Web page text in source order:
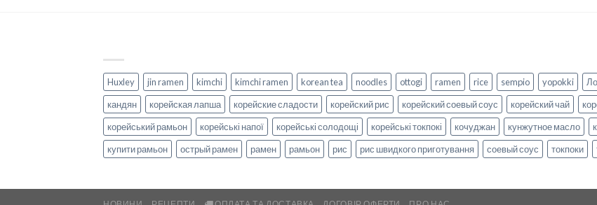
Huxley jin ramen kimchi kimchi ramen korean tea noodles ottogi ramen rice sempio yopokki
кандян
корейская лапша корейские сладости корейский рис корейский соевый соус корейский чай
корейський рамьон
корейські напої корейські солодощі корейські токпокі кочуджан кунжутное масло
купити рамьон
острый рамен рамен рамьон рис рис швидкого приготування соевый соус токпоки